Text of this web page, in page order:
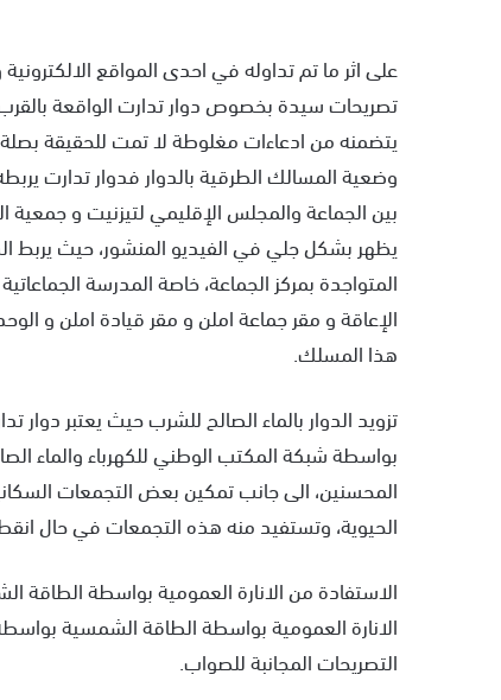
على اثر ما تم تداوله في احدى المواقع
تصريحات سيدة بخصوص دوار تدارت الواقعة
يتضمنه من ادعاءات مغلوطة لا تمت للحقيقة
بين الجماعة والمجلس الإقليمي لتيزنيت و
المتواجدة بمركز الجماعة، خاصة المدرسة
الإعاقة و مقر جماعة املن و مقر قيادة املن و
هذا المسلك.
تزويد الدوار بالماء الصالح للشرب حيث يعتبر دوار
بواسطة شبكة المكتب الوطني للكهرباء والماء
المحسنين، الى جانب تمكين بعض التجمعات
الحيوية، وتستفيد منه هذه التجمعات في حال
الاستفادة من الانارة العمومية بواسطة الطاقة
الانارة العمومية بواسطة الطاقة الشمسية
التصريحات المجانبة للصواب.